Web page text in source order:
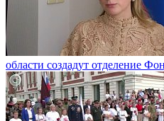
области создадут отделение